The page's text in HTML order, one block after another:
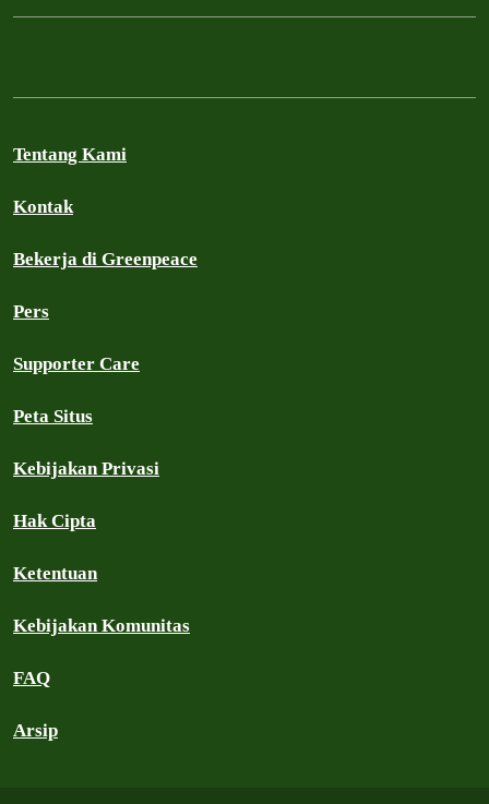
Tentang Kami
Kontak
Bekerja di Greenpeace
Pers
Supporter Care
Peta Situs
Kebijakan Privasi
Hak Cipta
Ketentuan
Kebijakan Komunitas
FAQ
Arsip